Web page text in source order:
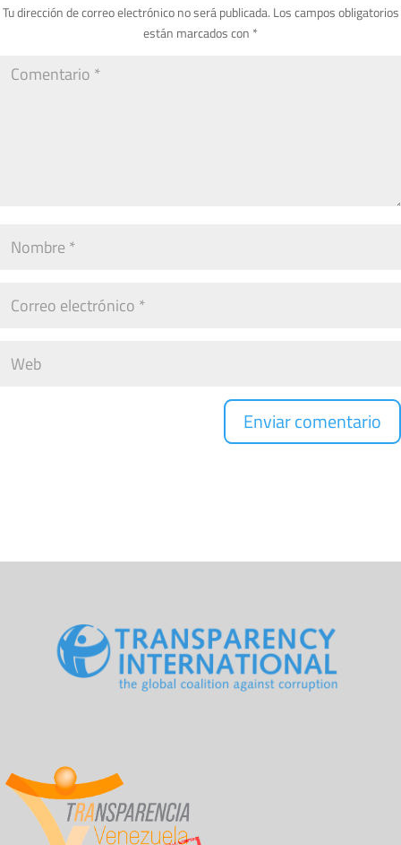
Tu dirección de correo electrónico no será publicada. Los campos obligatorios
están marcados con *